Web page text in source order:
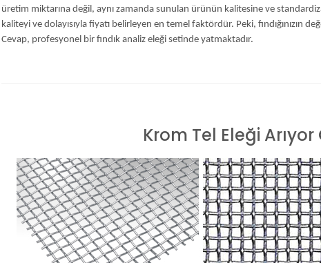
üretim miktarına değil, aynı zamanda sunulan ürünün kalitesine ve
kaliteyi ve dolayısıyla fiyatı belirleyen en temel faktördür. Peki, fındığınızın
Cevap, profesyonel bir fındık analiz eleği setinde yatmaktadır.
Krom Tel Eleği